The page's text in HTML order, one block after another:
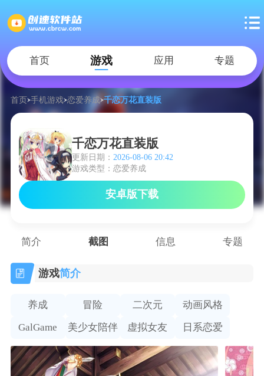
首页 游戏 应用 专题
首页 手机游戏 恋爱养成 千恋万花直装版
千恋万花直装版
更新日期： 2026-08-06 20:42
游戏类型：恋爱养成
安卓版下载
简介 截图 信息 专题
游戏简介
养成 冒险 二次元 动画风格
GalGame 美少女陪伴 虚拟女友 日系恋爱